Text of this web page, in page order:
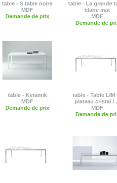
table - S table noire
MDF
Demande de prix
table - La grande
blanc mat
MDF
Demande de
table - Keramik
MDF
Demande de prix
table - Table LIM
plateau cristal /
MDF
Demande de